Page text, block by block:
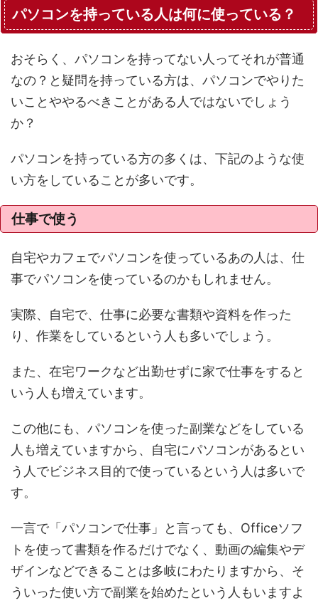
パソコンを持っている人は何に使っている？
おそらく、パソコンを持ってない人ってそれが普通
なの？と疑問を持っている方は、パソコンでやりた
いことややるべきことがある人ではないでしょう
か？
パソコンを持っている方の多くは、下記のような使
い方をしていることが多いです。
仕事で使う
自宅やカフェでパソコンを使っているあの人は、仕
事でパソコンを使っているのかもしれません。
実際、自宅で、仕事に必要な書類や資料を作った
り、作業をしているという人も多いでしょう。
また、在宅ワークなど出勤せずに家で仕事をすると
いう人も増えています。
この他にも、パソコンを使った副業などをしている
人も増えていますから、自宅にパソコンがあるとい
う人でビジネス目的で使っているという人は多いで
す。
一言で「パソコンで仕事」と言っても、Officeソフ
トを使って書類を作るだけでなく、動画の編集やデ
ザインなどできることは多岐にわたりますから、そ
ういった使い方で副業を始めたという人もいますよ